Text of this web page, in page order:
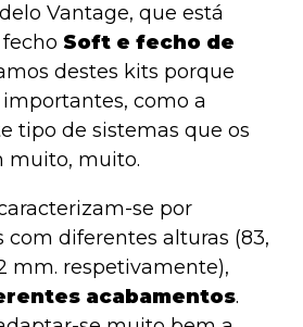
Vantage, que está
Soft e fecho de
destes kits porque
como a
tipo de sistemas que os
muito, muito.
se por
com diferentes alturas (83,
mm. respetivamente),
acabamentos.